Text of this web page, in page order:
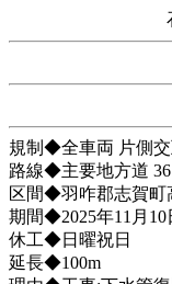
規制◆全車両 片側
路線◆主要地方道
区間◆羽咋郡志賀町
期間◆2025年11月10
休工◆日曜祝日
延長◆100m